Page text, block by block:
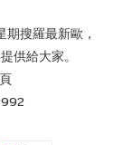
搜羅最新歐，
供給大家。